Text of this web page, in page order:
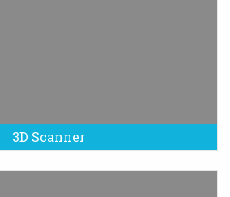
3D Scanner